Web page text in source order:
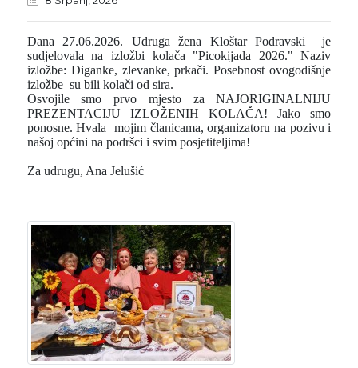
Dana 27.06.2026. Udruga žena Kloštar Podravski je
sudjelovala na izložbi kolača "Picokijada 2026." Naziv
izložbe: Diganke, zlevanke, prkači. Posebnost ovogodišnje
izložbe su bili kolači od sira.
Osvojile smo prvo mjesto za NAJORIGINALNIJU
PREZENTACIJU IZLOŽENIH KOLAČA! Jako smo
ponosne. Hvala mojim članicama, organizatoru na pozivu i
našoj općini na podršci i svim posjetiteljima!
Za udrugu, Ana Jelušić